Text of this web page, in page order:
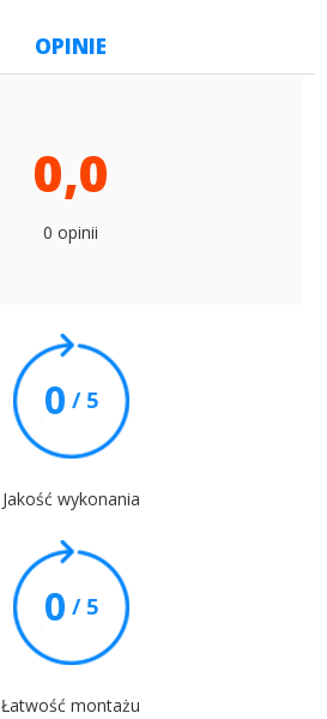
OPINIE
0,0
0 opinii
0 / 5
Jakość wykonania
0 / 5
Łatwość montażu